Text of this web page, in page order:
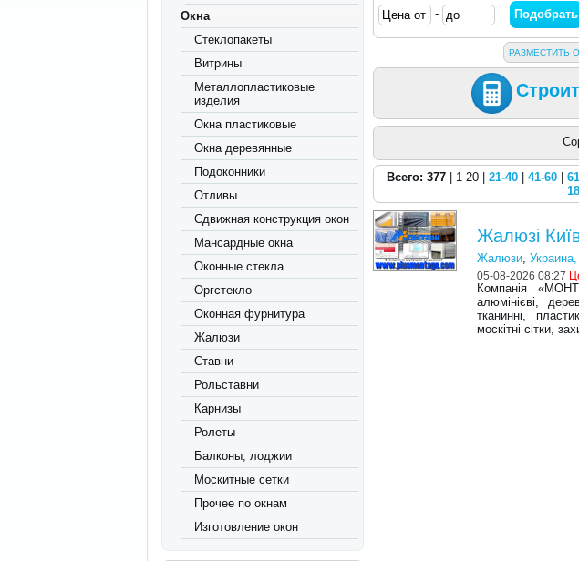
Окна
Стеклопакеты
Витрины
Металлопластиковые
изделия
Окна пластиковые
Окна деревянные
Подоконники
Отливы
Сдвижная конструкция окон
Мансардные окна
Оконные стекла
Оргстекло
Оконная фурнитура
Жалюзи
Ставни
Рольставни
Карнизы
Ролеты
Балконы, лоджии
Москитные сетки
Прочее по окнам
Изготовление окон
-
РАЗМЕСТИТЬ
Всего: 377| 1-20 | 21-40| 41-60|
Жалюзі
Жалюзи,
05-08-2026 08:27
Компанія
алюмінієві,
тканинні,
москітні сітки,